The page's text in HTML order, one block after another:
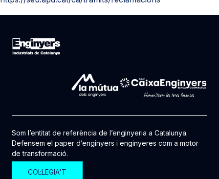
Som l’entitat de referència de l’enginyeria a Catalunya.
Defensem el paper d’enginyers i enginyeres com a motor
de transformació.
COL·LEGIA'T